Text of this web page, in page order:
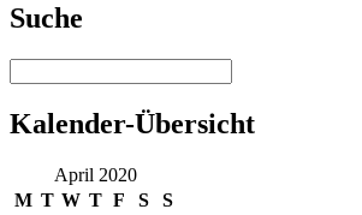
Suche
Kalender-Übersicht
April 2020
M T W T F S
S